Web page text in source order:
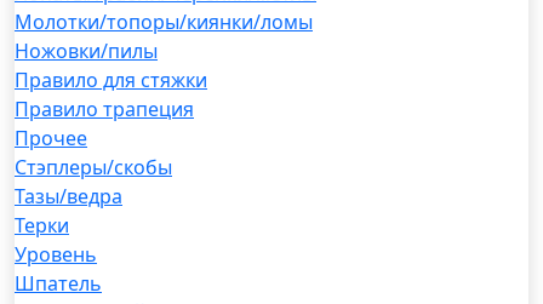
Молотки/топоры/киянки/ломы
Ножовки/пилы
Правило для стяжки
Правило трапеция
Прочее
Стэплеры/скобы
Тазы/ведра
Терки
Уровень
Шпатель